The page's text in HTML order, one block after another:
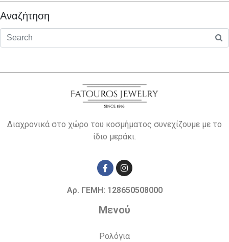
Αναζήτηση
Διαχρονικά στο χώρο του κοσμήματος συνεχίζουμε με το
ίδιο μεράκι.
Αρ. ΓΕΜΗ: 128650508000
Μενού
Ρολόγια